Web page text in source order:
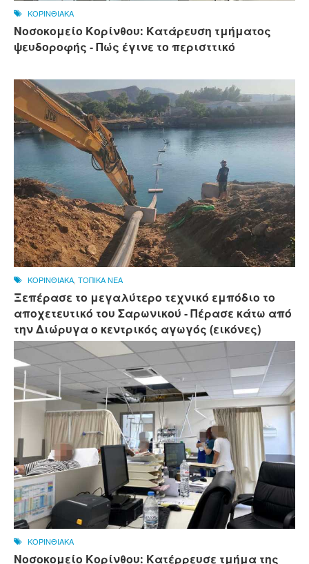
ΚΟΡΙΝΘΙΑΚΑ
Νοσοκομείο Κορίνθου: Κατάρευση τμήματος
ψευδοροφής - Πώς έγινε το περισττικό
ΚΟΡΙΝΘΙΑΚΑ, ΤΟΠΙΚΑ ΝΕΑ
Ξεπέρασε το μεγαλύτερο τεχνικό εμπόδιο το
αποχετευτικό του Σαρωνικού - Πέρασε κάτω από
την Διώρυγα ο κεντρικός αγωγός (εικόνες)
ΚΟΡΙΝΘΙΑΚΑ
Νοσοκομείο Κορίνθου: Κατέρρευσε τμήμα της